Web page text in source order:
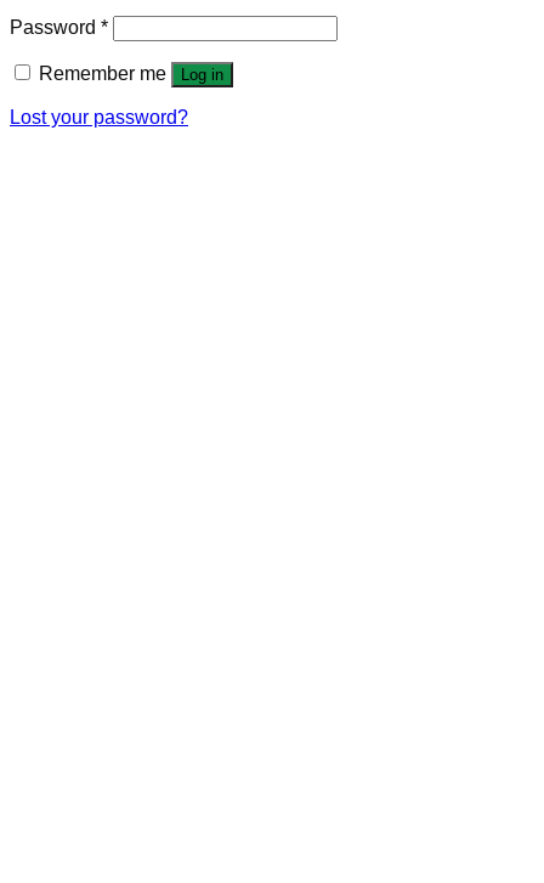
Password *
Remember me Log in
Lost your password?